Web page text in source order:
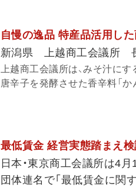
自慢の逸品 特産品活用し
新潟県 上越商工会議所
上越商工会議所は、みそ汁に
唐辛子を発酵させた香辛料「か
最低賃金 経営実態踏まえ
日本・東京商工会議所は4
団体連名で「最低賃金に関